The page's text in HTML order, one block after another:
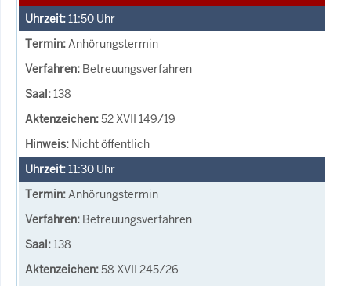
11:50 Uhr
Anhörungstermin
Betreuungsverfahren
138
52 XVII 149/19
Nicht öffentlich
11:30 Uhr
Anhörungstermin
Betreuungsverfahren
138
58 XVII 245/26